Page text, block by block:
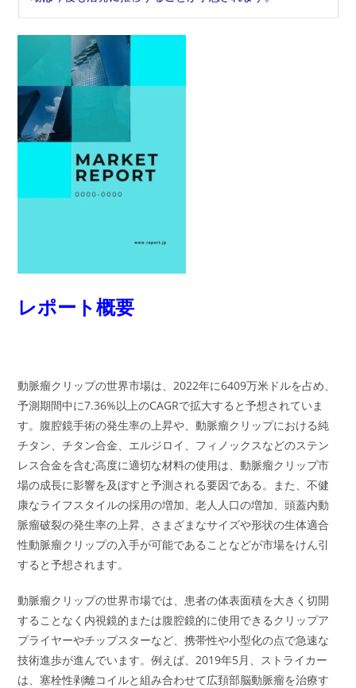
レポート概要
動脈瘤クリップの世界市場は、2022年に6409万米ドルを占め、
予測期間中に7.36%以上のCAGRで拡大すると予想されていま
す。腹腔鏡手術の発生率の上昇や、動脈瘤クリップにおける純
チタン、チタン合金、エルジロイ、フィノックスなどのステン
レス合金を含む高度に適切な材料の使用は、動脈瘤クリップ市
場の成長に影響を及ぼすと予測される要因である。また、不健
康なライフスタイルの採用の増加、老人人口の増加、頭蓋内動
脈瘤破裂の発生率の上昇、さまざまなサイズや形状の生体適合
性動脈瘤クリップの入手が可能であることなどが市場をけん引
すると予想されます。
動脈瘤クリップの世界市場では、患者の体表面積を大きく切開
することなく内視鏡的または腹腔鏡的に使用できるクリップア
プライヤーやチップスターなど、携帯性や小型化の点で急速な
技術進歩が進んでいます。例えば、2019年5月、ストライカー
は、塞栓性剥離コイルと組み合わせて広頚部脳動脈瘤を治療す